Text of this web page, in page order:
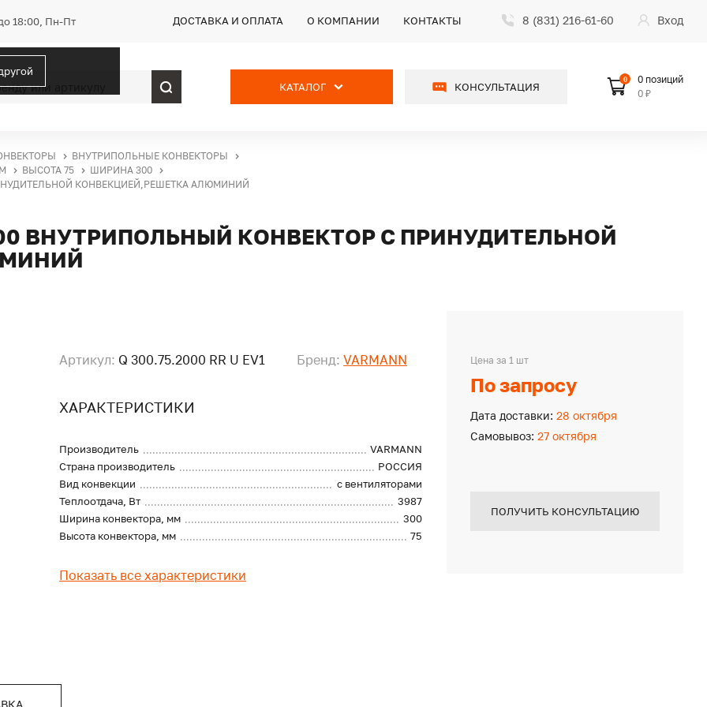
18:00, Пн-Пт ДОСТАВКА И ОПЛАТА О КОМПАНИИ КОНТАКТЫ 8 (831) 216-61-60 Вход
КАТАЛОГ КОНСУЛЬТАЦИЯ
0
0 позиций
0 ₽
ВНУТРИПОЛЬНЫЕ КОНВЕКТОРЫ
ВЫСОТА 75
ШИРИНА 300
КОНВЕКЦИЕЙ,РЕШЕТКА АЛЮМИНИЙ
ВНУТРИПОЛЬНЫЙ КОНВЕКТОР С ПРИНУДИТЕЛЬНОЙ
Артикул: Q 300.75.2000 RR U EV1 Бренд: VARMANN
ХАРАКТЕРИСТИКИ
Производитель
VARMANN
Страна производитель
РОССИЯ
Вид конвекции
с вентиляторами
Теплоотдача, Вт
3987
Ширина конвектора, мм
300
Высота конвектора, мм
75
Показать все характеристики
Цена за 1 шт
По запросу
Дата доставки: 28 октября
Самовывоз: 27 октября
ПОЛУЧИТЬ КОНСУЛЬТАЦИЮ